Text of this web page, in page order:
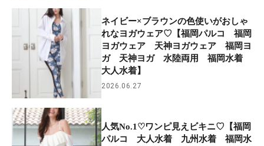
ネイビー×ブラウンの色使いがおしゃ
れなヨガウェア♡【福岡パルコ 福岡
ヨガウェア 天神ヨガウェア 福岡ヨ
ガ 天神ヨガ 水陸両用 福岡水着
大人水着】
2026.06.27
人気No.1♡ワンピ見えビキニ♡【福岡
パルコ 大人水着 九州水着 福岡水